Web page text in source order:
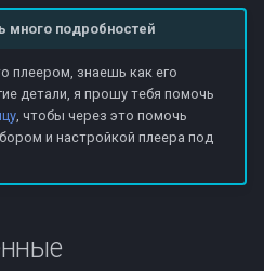
много подробностей
плеером, знаешь как его
детали, я прошу тебя помочь
, чтобы через это помочь
и настройкой плеера под